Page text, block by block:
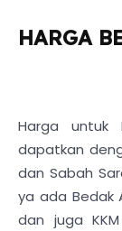
HARGA
Harga untuk
dapatkan
dan Sabah
ya ada Bedak
dan juga